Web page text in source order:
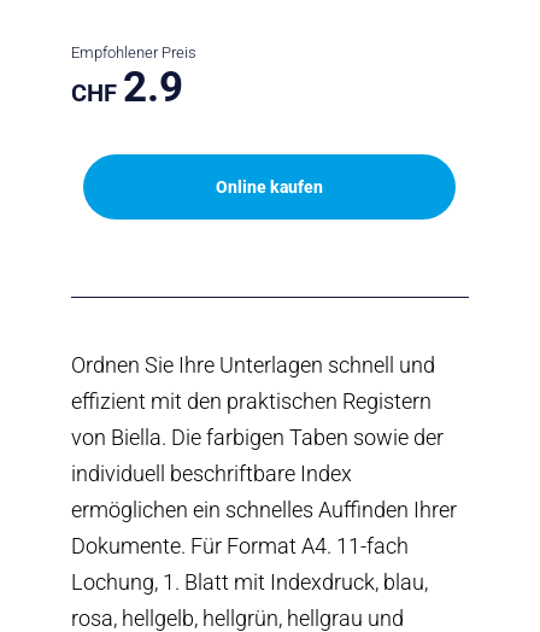
Empfohlener Preis
CHF 2.9
Online kaufen
Ordnen Sie Ihre Unterlagen schnell und
effizient mit den praktischen Registern
von Biella. Die farbigen Taben sowie der
individuell beschriftbare Index
ermöglichen ein schnelles Auffinden Ihrer
Dokumente. Für Format A4. 11-fach
Lochung, 1. Blatt mit Indexdruck, blau,
rosa, hellgelb, hellgrün, hellgrau und